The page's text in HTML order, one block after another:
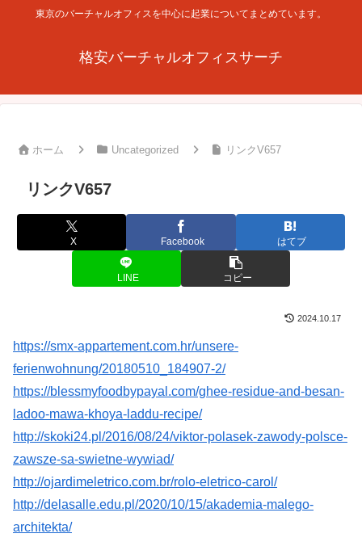
東京のバーチャルオフィスを中心に起業についてまとめています。
格安バーチャルオフィスサーチ
ホーム Uncategorized リンクV657
リンクV657
X Facebook はてブ
LINE コピー
2024.10.17
https://smx-appartement.com.hr/unsere-
ferienwohnung/20180510_184907-2/
https://blessmyfoodbypayal.com/ghee-residue-and-besan-
ladoo-mawa-khoya-laddu-recipe/
http://skoki24.pl/2016/08/24/viktor-polasek-zawody-polsce-
zawsze-sa-swietne-wywiad/
http://ojardimeletrico.com.br/rolo-eletrico-carol/
http://delasalle.edu.pl/2020/10/15/akademia-malego-
architekta/